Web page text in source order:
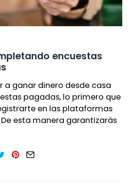
encuestas
a ganar dinero desde casa
pagadas, lo primero que
en las plataformas
esta manera garantizarás